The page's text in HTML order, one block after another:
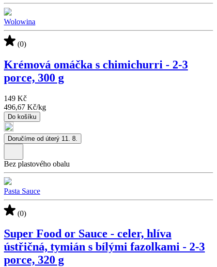
Wolowina
(0)
Krémová omáčka s chimichurri - 2-3
porce, 300 g
149 Kč
496,67 Kč/kg
Do košíku
Doručíme od úterý 11. 8.
Bez plastového obalu
Pasta Sauce
(0)
Super Food or Sauce - celer, hlíva
ústřičná, tymián s bílými fazolkami - 2-3
porce, 320 g